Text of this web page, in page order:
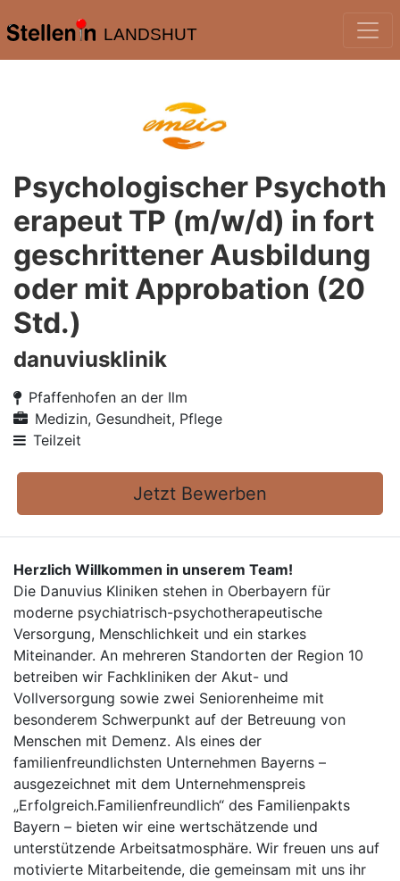
LANDSHUT
Psychologischer Psychoth
erapeut TP (m/w/d) in fort
geschrittener Ausbildung
oder mit Approbation (20
Std.)
danuviusklinik
Pfaffenhofen an der Ilm
Medizin, Gesundheit, Pflege
Teilzeit
Jetzt Bewerben
Herzlich Willkommen in unserem Team!
Die Danuvius Kliniken stehen in Oberbayern für
moderne psychiatrisch-psychotherapeutische
Versorgung, Menschlichkeit und ein starkes
Miteinander. An mehreren Standorten der Region 10
betreiben wir Fachkliniken der Akut- und
Vollversorgung sowie zwei Seniorenheime mit
besonderem Schwerpunkt auf der Betreuung von
Menschen mit Demenz. Als eines der
familienfreundlichsten Unternehmen Bayerns –
ausgezeichnet mit dem Unternehmenspreis
„Erfolgreich.Familienfreundlich“ des Familienpakts
Bayern – bieten wir eine wertschätzende und
unterstützende Arbeitsatmosphäre. Wir freuen uns auf
motivierte Mitarbeitende, die gemeinsam mit uns ihr